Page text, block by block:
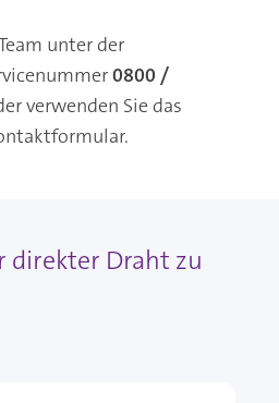
unter der
0800 /
verwenden Sie das
direkter Draht zu